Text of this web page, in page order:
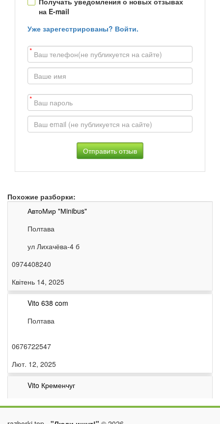
на E-mail
Уже зарегестрированы? Войти.
*
*
Похожие разборки:
АвтоМир "Мinibus"
Полтава
ул Лихачёва-4 б
0974408240
Квітень 14, 2025
Vito 638 com
Полтава
0676722547
Лют. 12, 2025
Vito Кременчуг